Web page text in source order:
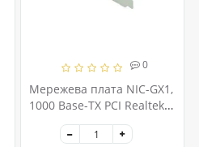
0
Мережева плата NIC-GX1,
1000 Base-TX PCI Realtek
чіпсет